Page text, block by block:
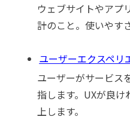
ウェブサイトやアプ
計のこと。使いやす
ユーザーエクスペリ
ユーザーがサービス
指します。UXが良
上します。